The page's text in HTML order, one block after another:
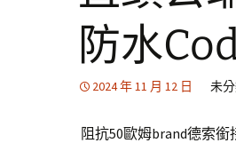
防水
2024 年 11 月 12 日 未
阻抗50歐姆brand德索